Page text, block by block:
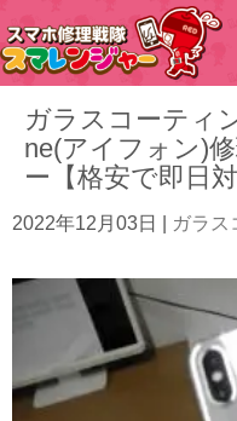
ガラスコーティ
ne(アイフォン)
ー【格安で即日対
2022年12月03日 ガラス